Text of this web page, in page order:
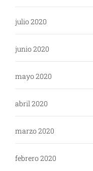
julio 2020
junio 2020
mayo 2020
abril 2020
marzo 2020
febrero 2020